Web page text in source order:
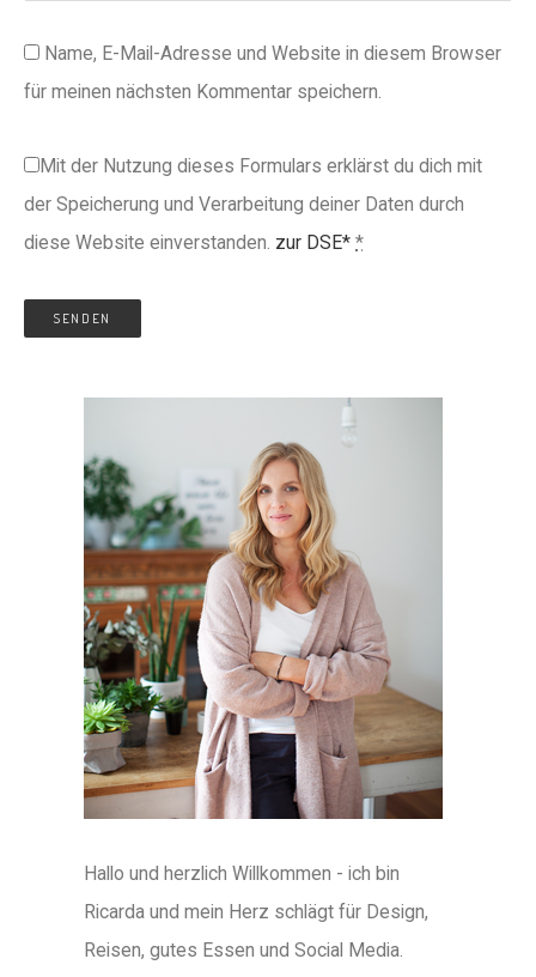
Name, E-Mail-Adresse und Website in diesem Browser
für meinen nächsten Kommentar speichern.
Mit der Nutzung dieses Formulars erklärst du dich mit
der Speicherung und Verarbeitung deiner Daten durch
diese Website einverstanden. zur DSE* *
Hallo und herzlich Willkommen - ich bin
Ricarda und mein Herz schlägt für Design,
Reisen, gutes Essen und Social Media.